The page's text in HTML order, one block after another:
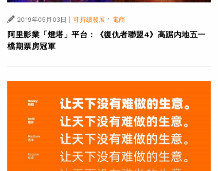
2019年05月03日 | 可持續發展 · 電商
阿里影業「燈塔」平台：《復仇者聯盟4》高踞内地五一
檔期票房冠軍